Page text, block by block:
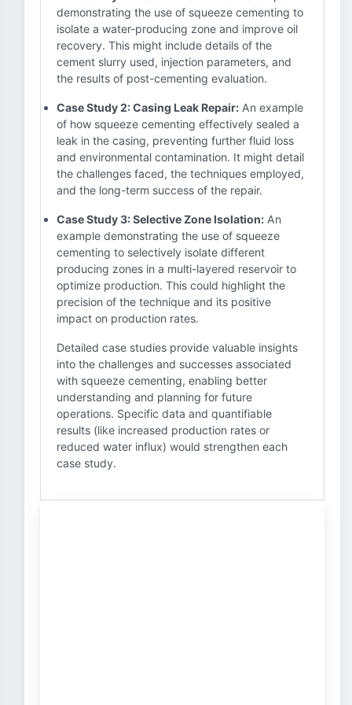
demonstrating the use of squeeze cementing to
isolate a water-producing zone and improve oil
recovery. This might include details of the
cement slurry used, injection parameters, and
the results of post-cementing evaluation.
Case Study 2: Casing Leak Repair: An example
of how squeeze cementing effectively sealed a
leak in the casing, preventing further fluid loss
and environmental contamination. It might detail
the challenges faced, the techniques employed,
and the long-term success of the repair.
Case Study 3: Selective Zone Isolation: An
example demonstrating the use of squeeze
cementing to selectively isolate different
producing zones in a multi-layered reservoir to
optimize production. This could highlight the
precision of the technique and its positive
impact on production rates.
Detailed case studies provide valuable insights
into the challenges and successes associated
with squeeze cementing, enabling better
understanding and planning for future
operations. Specific data and quantifiable
results (like increased production rates or
reduced water influx) would strengthen each
case study.